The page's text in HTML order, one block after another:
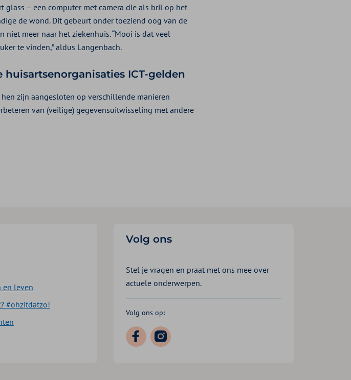
glass – een computer met camera die als bril op het
de wond. Dit gebeurt onder toeziend oog van de
meer naar het ziekenhuis. “Mooi is dat veel
te vinden,” aldus Langenbach.
ICT-gelden
zijn aangesloten op verschillende manieren
van (veilige) gegevensuitwisseling met andere
en leven
#ohzitdatzo!
Volg ons
Stel je vragen en praat met ons mee over
actuele onderwerpen.
Volg ons op: